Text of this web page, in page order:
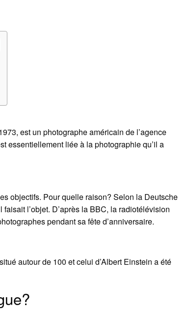
est un photographe américain de l’agence
essentiellement liée à la photographie qu’il a
objectifs. Pour quelle raison? Selon la Deutsche
l’objet. D’après la BBC, la radiotélévision
pendant sa fête d’anniversaire.
autour de 100 et celui d’Albert Einstein a été